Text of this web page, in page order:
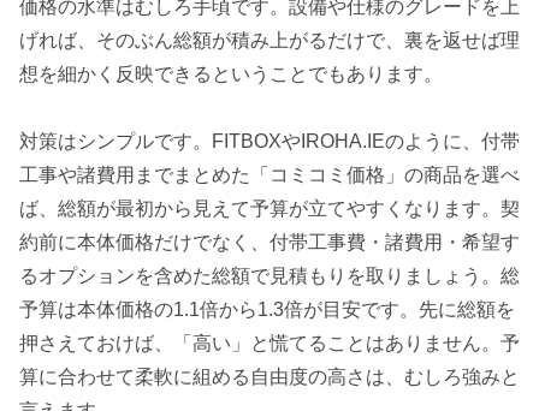
価格の水準はむしろ手頃です。設備や仕様のグレードを上
げれば、そのぶん総額が積み上がるだけで、裏を返せば理
想を細かく反映できるということでもあります。
対策はシンプルです。FITBOXやIROHA.IEのように、付帯
工事や諸費用までまとめた「コミコミ価格」の商品を選べ
ば、総額が最初から見えて予算が立てやすくなります。契
約前に本体価格だけでなく、付帯工事費・諸費用・希望す
るオプションを含めた総額で見積もりを取りましょう。総
予算は本体価格の1.1倍から1.3倍が目安です。先に総額を
押さえておけば、「高い」と慌てることはありません。予
算に合わせて柔軟に組める自由度の高さは、むしろ強みと